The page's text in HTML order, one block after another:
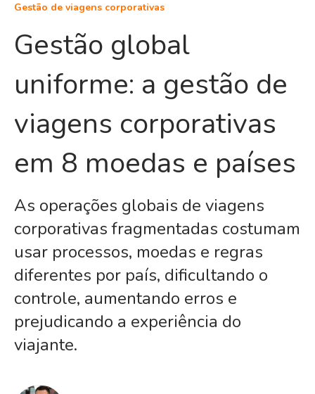
Gestão de viagens corporativas
Gestão global
uniforme: a gestão de
viagens corporativas
em 8 moedas e países
As operações globais de viagens
corporativas fragmentadas costumam
usar processos, moedas e regras
diferentes por país, dificultando o
controle, aumentando erros e
prejudicando a experiência do
viajante.